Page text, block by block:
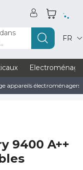
FR
appareils électroménagers
9400 A++